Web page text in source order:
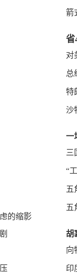
的缩影
箭
省
了
对
总
特
沙
一
三
“
五
五
胡
向
印